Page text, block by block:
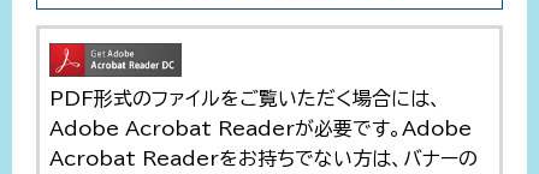
PDF形式のファイルをご覧いただく場合には、
Adobe Acrobat Readerが必要です。Adobe
Acrobat Readerをお持ちでない方は、バナーの